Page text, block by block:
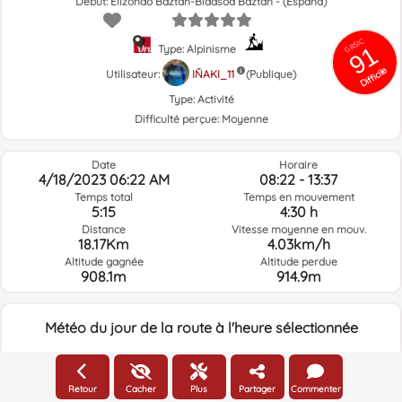
GRSIC
91
Difficile
Type: Alpinisme
Utilisateur:
IÑAKI_11
(Publique)
Type: Activité
Difficulté perçue: Moyenne
Date
4/18/2023 06:22 AM
Temps total
5:15
Distance
18.17Km
Altitude gagnée
908.1m
Horaire
08:22 - 13:37
Temps en mouvement
4:30 h
Vitesse moyenne en mouv.
4.03km/h
Altitude perdue
914.9m
Météo du jour de la route à l'heure sélectionnée
06:00
Retour Cacher Plus Partager Commenter